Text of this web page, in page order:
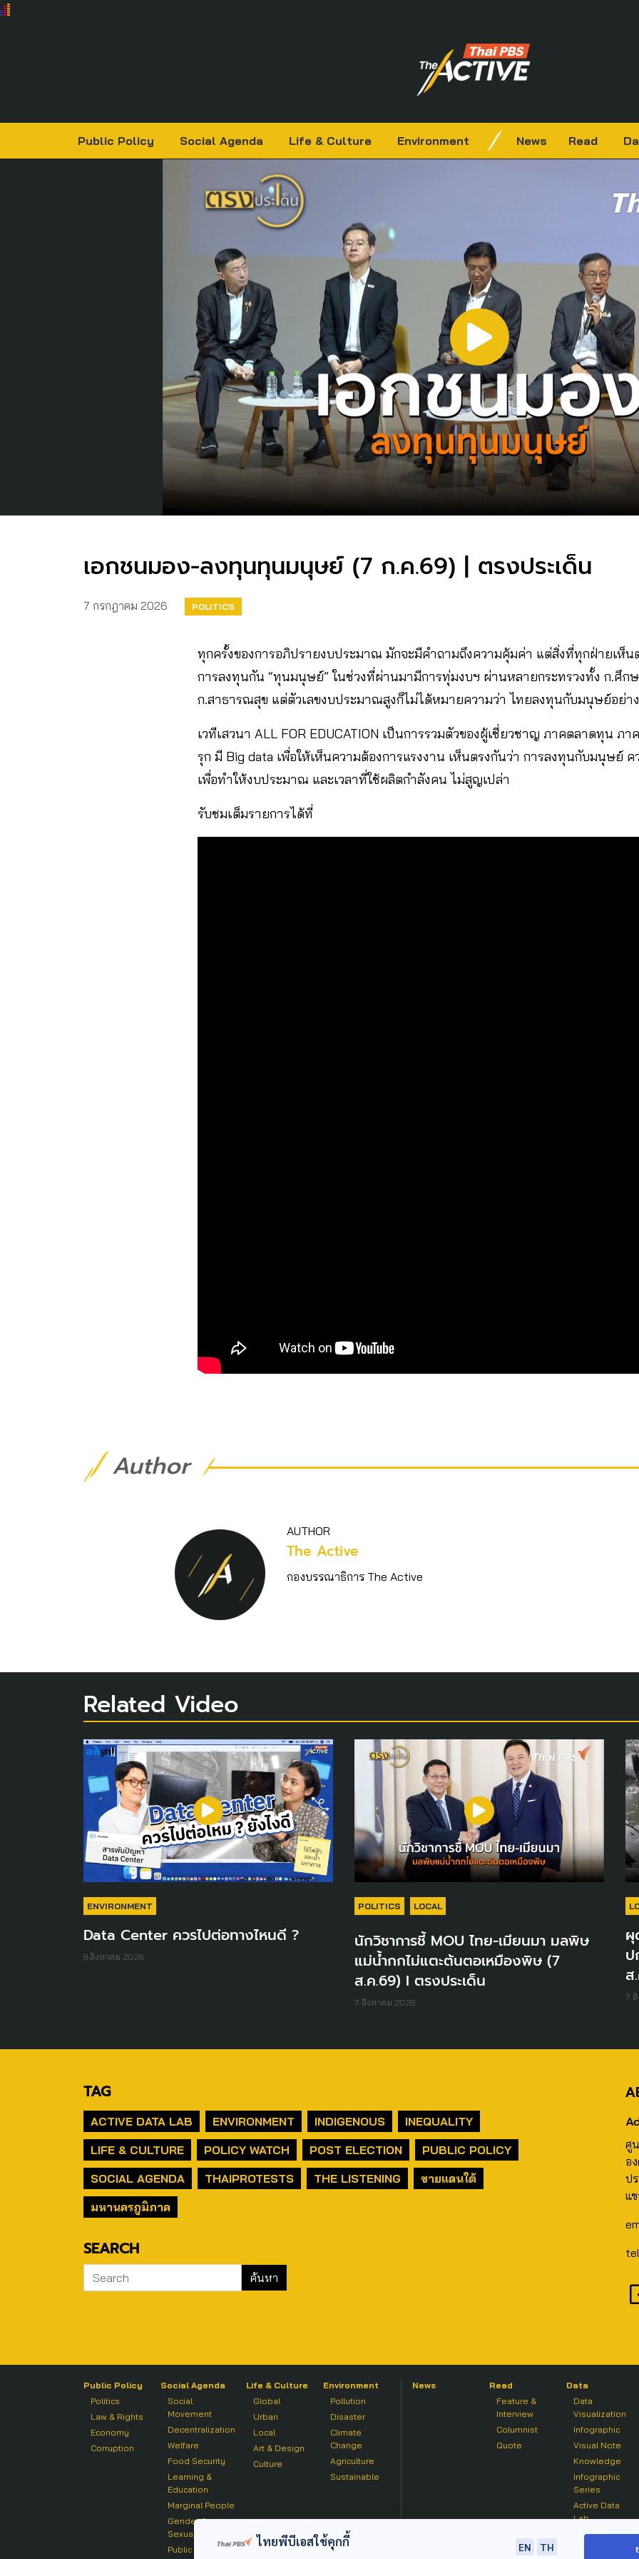
Public Policy Social Agenda Life & Culture Environment News Read
เอกชนมอง-ลงทุนทุนมนุษย์ (7 ก.ค.69) | ตรงประเด็น
7 กรกฎาคม 2026 POLITICS
ทุกครั้งของการอภิปรายงบประมาณ มักจะมีคำถามถึงความคุ้มค่า แต่สิ่งที่ทุกฝ่ายเห็น
การลงทุนกัน “ทุนมนุษย์” ในช่วงที่ผ่านมามีการทุ่มงบฯ ผ่านหลายกระทรวงทั้ง ก.ศึก
ก.สาธารณสุข แต่ตัวเลขงบประมาณสูงก็ไม่ได้หมายความว่า ไทยลงทุนกับมนุษย์อย่า
เวทีเสวนา ALL FOR EDUCATION เป็นการรวมตัวของผู้เชี่ยวชาญ ภาคตลาดทุน ภา
รุก มี Big data เพื่อให้เห็นความต้องการแรงงาน เห็นตรงกันว่า การลงทุนกับมนุษย์ ค
เพื่อทำให้งบประมาณ และเวลาที่ใช้ผลิตกำลังคน ไม่สูญเปล่า
รับชมเต็มรายการได้ที่
Author
AUTHOR
The Active
กองบรรณาธิการ The Active
Related Video
ENVIRONMENT
Data Center ควรไปต่อทางไหนดี ?
8 สิงหาคม 2026
POLITICS LOCAL
นักวิชาการชี้ MOU ไทย-เมียนมา มลพิษ
แม่น้ำกกไม่แตะต้นตอเหมืองพิษ (7
ส.ค.69) I ตรงประเด็น
7 สิงหาคม 2026
ผุ
ป
ส
7
TAG
ACTIVE DATA LAB ENVIRONMENT INDIGENOUS
INEQUALITY
LIFE & CULTURE
POLICY WATCH POST ELECTION
PUBLIC POLICY
SOCIAL AGENDA
THAIPROTESTS THE LISTENING
ชายแดนใต้
มหานครภูมิภาค
SEARCH
ศู
อ
ป
แ
Public Policy
Politics
Law & Rights
Economy
Corruption
Social Agenda
Social
Movement
Decentralization
Welfare
Food Security
Learning &
Education
Marginal People
Gender &
Sexuality
Public Health
Life & Culture
Global
Urban
Local
Art & Design
Culture
Environment
Pollution
Disaster
Climate
Change
Agriculture
Sustainable
News
Read
Feature &
Interview
Columnist
Quote
Data
Data
Visualization
Infographic
Visual Note
Knowledge
Infographic
Series
Active Data
Lab
ไทยพีบีเอสใช้คุกกี้ EN TH